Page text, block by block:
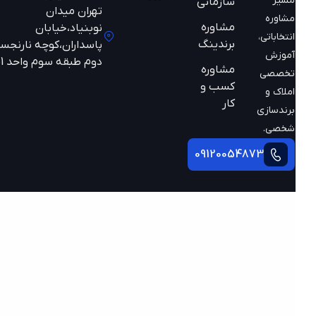
مشاوره
انتخاباتی،
آموزش
تخصصی
املاک و
برندسازی
شخصی.
09120054873
مشاوره
برندینگ
مشاوره
کسب و
تهران میدان
نوبنیاد،خیابان
پاسداران،کوچه نارنجستان
دوم طبقه سوم واحد 301